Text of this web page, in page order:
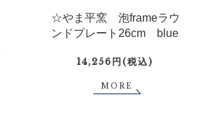
☆やま平窯 泡frameラウ
ンドプレート26cm blue
14,256円(税込)
MORE